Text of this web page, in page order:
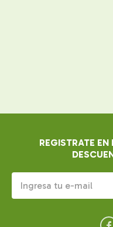
REGISTRATE
